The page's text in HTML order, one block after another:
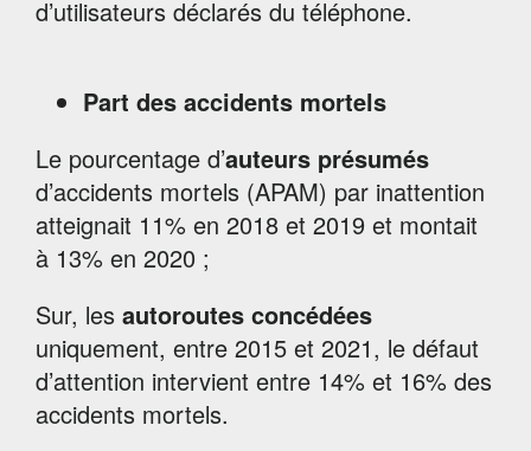
d’utilisateurs déclarés du téléphone.
Part des accidents mortels
Le pourcentage d’auteurs présumés
d’accidents mortels (APAM) par inattention
atteignait 11% en 2018 et 2019 et montait
à 13% en 2020 ;
Sur, les autoroutes concédées
uniquement, entre 2015 et 2021, le défaut
d’attention intervient entre 14% et 16% des
accidents mortels.